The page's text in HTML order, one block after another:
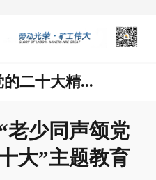
二十大精...
老少同声颂党
大”主题教育